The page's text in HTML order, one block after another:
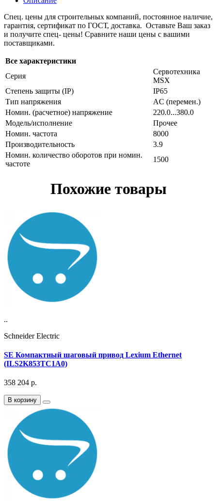
Спец. цены для строительных компаний, постоянное наличие,
гарантия, сертификат по ГОСТ, доставка. Оставьте Ваш заказ
и получите спец- цены! Сравните наши цены с вашими
поставщиками.
Все характеристики
Серия
Сервотехника
MSX
Степень защиты (IP)
IP65
Тип напряжения
AC (перемен.)
Номин. (расчетное) напряжение
220.0...380.0
Модель/исполнение
Прочее
Номин. частота
8000
Производительность
3.9
Номин. количество оборотов при номин.
частоте
1500
Похожие товары
..
Schneider Electric
SE Компактный шаговый привод Lexium Ethernet
(ILS2K853TC1A0)
358 204 р.
В корзину